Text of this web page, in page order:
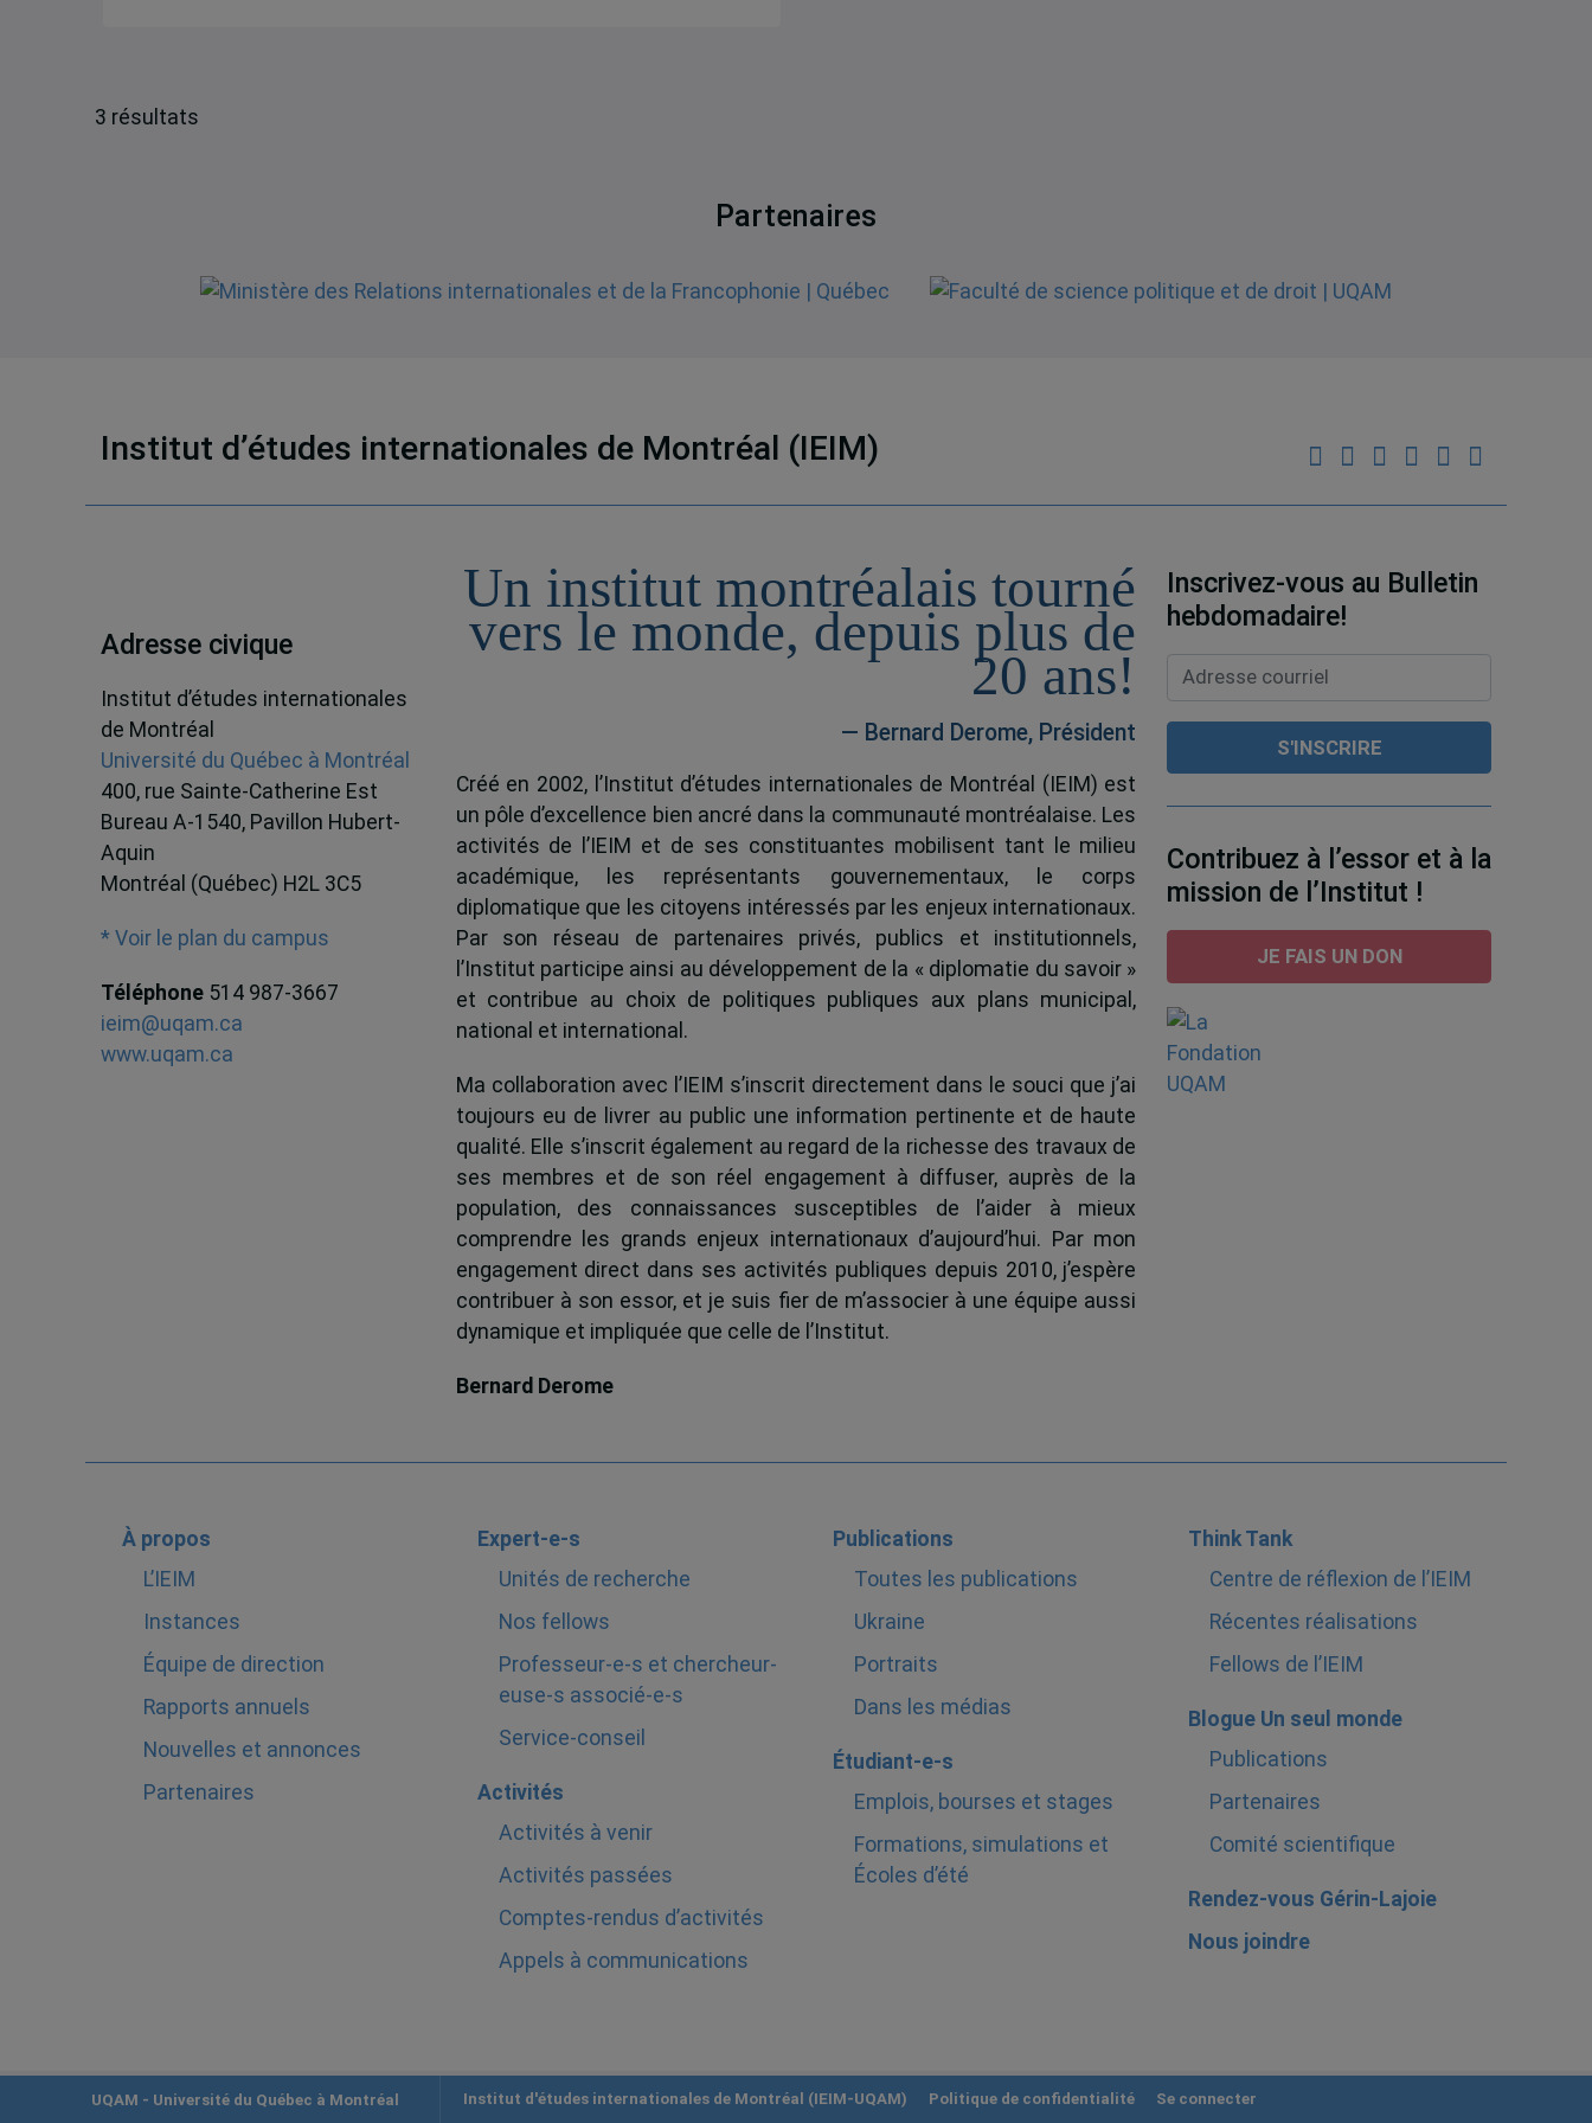
3 résultats
Partenaires
Institut d’études internationales de Montréal (IEIM)
Adresse civique
Institut d’études internationales
de Montréal
Université du Québec à Montréal
400, rue Sainte-Catherine Est
Bureau A-1540, Pavillon Hubert-
Aquin
Montréal (Québec) H2L 3C5
* Voir le plan du campus
Téléphone 514 987-3667
ieim@uqam.ca
www.uqam.ca
Un institut montréalais tourné
vers le monde, depuis plus de
20 ans!
— Bernard Derome, Président
Créé en 2002, l’Institut d’études internationales de Montréal (IEIM) est
un pôle d’excellence bien ancré dans la communauté montréalaise. Les
activités de l’IEIM et de ses constituantes mobilisent tant le milieu
académique, les représentants gouvernementaux, le corps
diplomatique que les citoyens intéressés par les enjeux internationaux.
Par son réseau de partenaires privés, publics et institutionnels,
l’Institut participe ainsi au développement de la « diplomatie du savoir »
et contribue au choix de politiques publiques aux plans municipal,
national et international.
Ma collaboration avec l’IEIM s’inscrit directement dans le souci que j’ai
toujours eu de livrer au public une information pertinente et de haute
qualité. Elle s’inscrit également au regard de la richesse des travaux de
ses membres et de son réel engagement à diffuser, auprès de la
population, des connaissances susceptibles de l’aider à mieux
comprendre les grands enjeux internationaux d’aujourd’hui. Par mon
engagement direct dans ses activités publiques depuis 2010, j’espère
contribuer à son essor, et je suis fier de m’associer à une équipe aussi
dynamique et impliquée que celle de l’Institut.
Bernard Derome
Inscrivez-vous au Bulletin
hebdomadaire!
Contribuez à l’essor et à la
mission de l’Institut !
JE FAIS UN DON
À propos
L’IEIM
Instances
Équipe de direction
Rapports annuels
Nouvelles et annonces
Partenaires
Expert-e-s
Unités de recherche
Nos fellows
Professeur-e-s et chercheur-
euse-s associé-e-s
Service-conseil
Activités
Activités à venir
Activités passées
Comptes-rendus d’activités
Appels à communications
Publications
Toutes les publications
Ukraine
Portraits
Dans les médias
Étudiant-e-s
Emplois, bourses et stages
Formations, simulations et
Écoles d’été
Think Tank
Centre de réflexion de l’IEIM
Récentes réalisations
Fellows de l’IEIM
Blogue Un seul monde
Publications
Partenaires
Comité scientifique
Rendez-vous Gérin-Lajoie
Nous joindre
UQAM - Université du Québec à Montréal Institut d'études internationales de Montréal (IEIM-UQAM) Politique de confidentialité Se connecter